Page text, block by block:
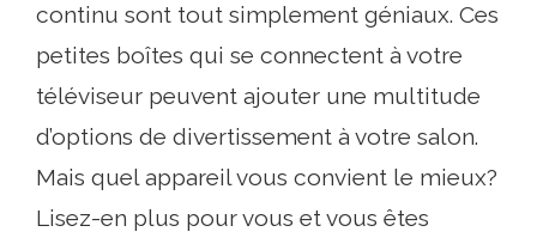
continu sont tout simplement géniaux. Ces
petites boîtes qui se connectent à votre
téléviseur peuvent ajouter une multitude
d’options de divertissement à votre salon.
Mais quel appareil vous convient le mieux?
Lisez-en plus pour vous et vous êtes